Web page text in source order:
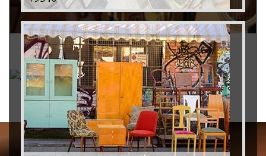
Rachat instrument de musique 79
Achat antiquité 79